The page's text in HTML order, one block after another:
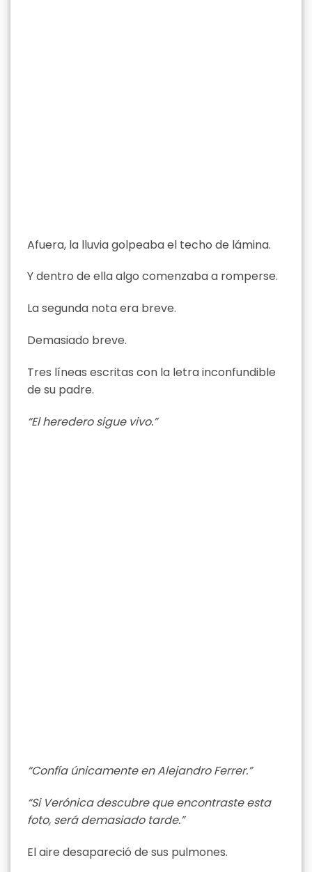
Afuera, la lluvia golpeaba el techo de lámina.
Y dentro de ella algo comenzaba a romperse.
La segunda nota era breve.
Demasiado breve.
Tres líneas escritas con la letra inconfundible
de su padre.
“El heredero sigue vivo.”
“Confía únicamente en Alejandro Ferrer.”
“Si Verónica descubre que encontraste esta
foto, será demasiado tarde.”
El aire desapareció de sus pulmones.